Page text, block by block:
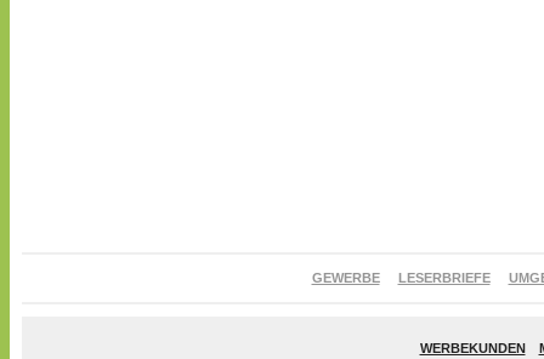
GEWERBE LESERBRIEFE
WERBEKUNDEN